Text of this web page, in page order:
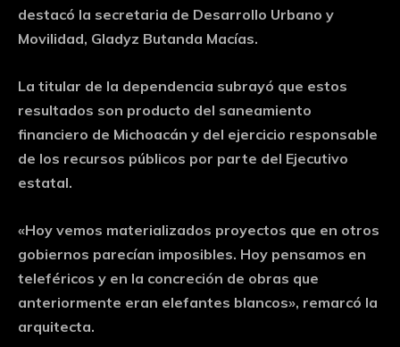
destacó la secretaria de Desarrollo Urbano y
Movilidad, Gladyz Butanda Macías.
La titular de la dependencia subrayó que estos
resultados son producto del saneamiento
financiero de Michoacán y del ejercicio responsable
de los recursos públicos por parte del Ejecutivo
estatal.
«Hoy vemos materializados proyectos que en otros
gobiernos parecían imposibles. Hoy pensamos en
teleféricos y en la concreción de obras que
anteriormente eran elefantes blancos», remarcó la
arquitecta.